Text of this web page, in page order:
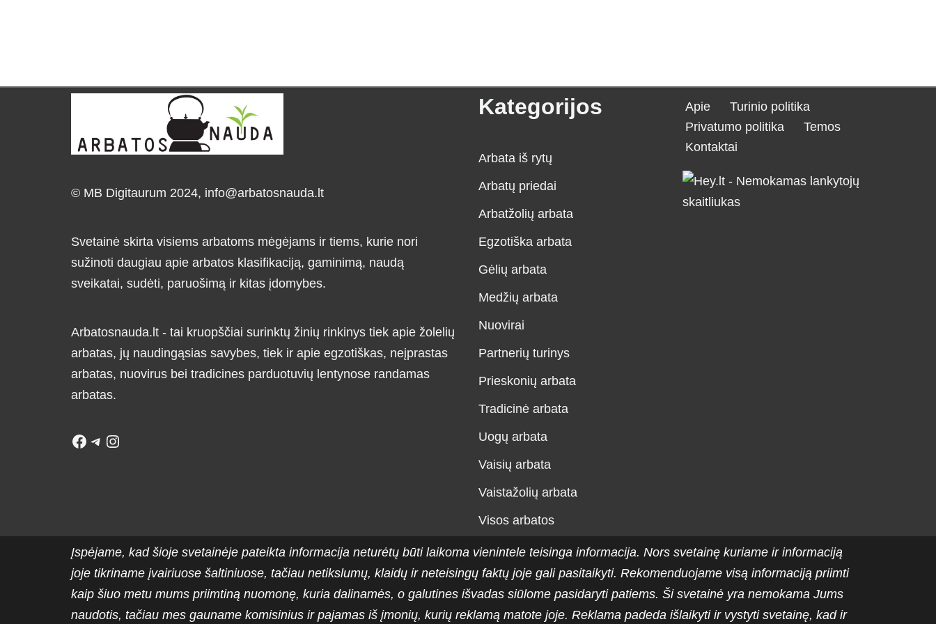
© MB Digitaurum 2024, info@arbatosnauda.lt
Svetainė skirta visiems arbatoms mėgėjams ir tiems, kurie nori
sužinoti daugiau apie arbatos klasifikaciją, gaminimą, naudą
sveikatai, sudėti, paruošimą ir kitas įdomybes.
Arbatosnauda.lt - tai kruopščiai surinktų žinių rinkinys tiek apie žolelių
arbatas, jų naudingąsias savybes, tiek ir apie egzotiškas, neįprastas
arbatas, nuovirus bei tradicines parduotuvių lentynose randamas
arbatas.
Kategorijos
Arbata iš rytų
Arbatų priedai
Arbatžolių arbata
Egzotiška arbata
Gėlių arbata
Medžių arbata
Nuovirai
Partnerių turinys
Prieskonių arbata
Tradicinė arbata
Uogų arbata
Vaisių arbata
Vaistažolių arbata
Visos arbatos
Apie
Turinio politika
Privatumo politika
Temos
Kontaktai
Įspėjame, kad šioje svetainėje pateikta informacija neturėtų būti laikoma vienintele teisinga informacija. Nors svetainę kuriame ir informaciją
joje tikriname įvairiuose šaltiniuose, tačiau netikslumų, klaidų ir neteisingų faktų joje gali pasitaikyti. Rekomenduojame visą informaciją priimti
kaip šiuo metu mums priimtiną nuomonę, kuria dalinamės, o galutines išvadas siūlome pasidaryti patiems. Ši svetainė yra nemokama Jums
naudotis, tačiau mes gauname komisinius ir pajamas iš įmonių, kurių reklamą matote joje. Reklama padeda išlaikyti ir vystyti svetainę, kad ir